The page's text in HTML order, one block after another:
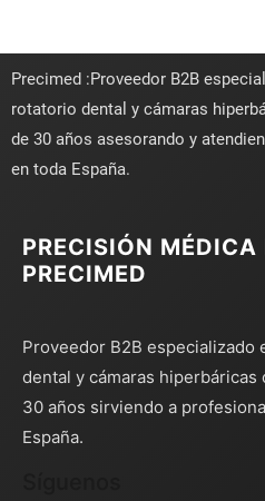
Precimed :Proveedor B2B
rotatorio dental y cámaras
de 30 años asesorando y
en toda España.
PRECISIÓN MÉDICA
PRECIMED
Proveedor B2B
dental y cámaras hiperbáricas
30 años sirviendo a
España.